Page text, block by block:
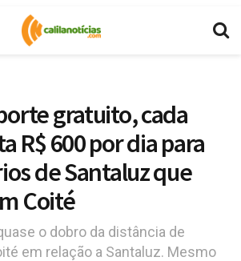
gratuito, cada
R$ 600 por dia para
de Santaluz que
Coité
o dobro da distância de
em relação a Santaluz. Mesmo